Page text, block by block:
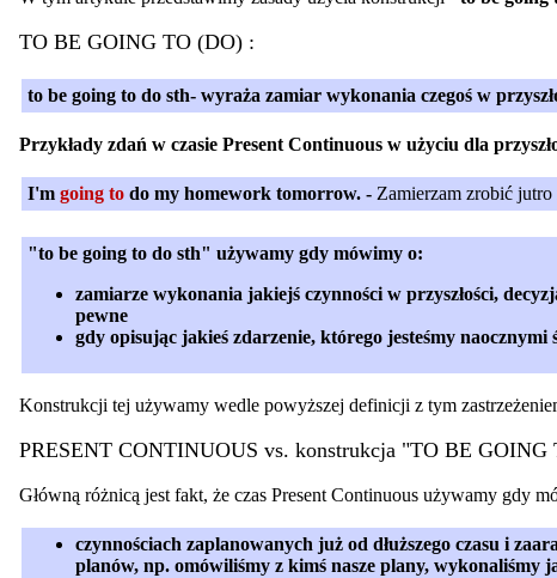
TO BE GOING TO (DO) :
to be going to do sth- wyraża zamiar wykonania czegoś w
Przykłady zdań w czasie Present Continuous w użyciu dla
I'm going to do my homework tomorrow. - Zamierzam zrobić
"to be going to do sth" używamy gdy mówimy o:
zamiarze wykonania jakiejś czynności w przyszłości,
pewne
gdy opisując jakieś zdarzenie, którego jesteśmy
Konstrukcji tej używamy wedle powyższej definicji z tym
PRESENT CONTINUOUS vs. konstrukcja "TO BE GOING
Główną różnicą jest fakt, że czas Present Continuous używamy gdy
czynnościach zaplanowanych już od dłuższego czasu i
planów, np. omówiliśmy z kimś nasze plany, wykonaliśmy